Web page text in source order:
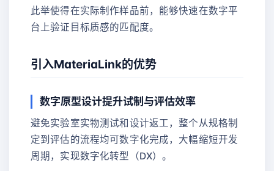
此举使得在实际制作样品前，能够快速在数字平
台上验证目标质感的匹配度。
引入MateriaLink的优势
数字原型设计提升试制与评估效率
避免实验室实物测试和设计返工，整个从规格制
定到评估的流程均可数字化完成，大幅缩短开发
周期，实现数字化转型（DX）。